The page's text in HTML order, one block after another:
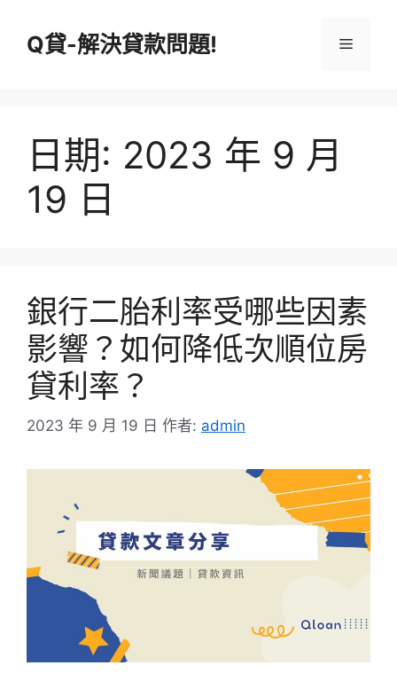
Q貸-解決貸款問題! 選
日期: 2023 年 9 月
19 日
銀行二胎利率受哪些因素
影響？如何降低次順位房
貸利率？
2023 年 9 月 19 日 作者: admin